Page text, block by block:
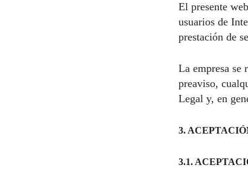
El presente
usuarios de
prestación de
La empresa se
preaviso,
Legal y, en
3.
3.1.